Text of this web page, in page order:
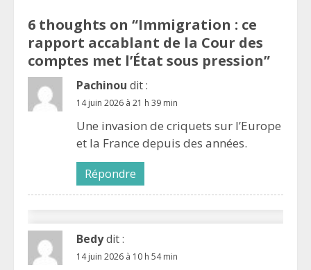
6 thoughts on “Immigration : ce
rapport accablant de la Cour des
comptes met l’État sous pression”
Pachinou dit :
14 juin 2026 à 21 h 39 min
Une invasion de criquets sur l’Europe
et la France depuis des années.
Répondre
Bedydit :
14 juin 2026 à 10 h 54 min